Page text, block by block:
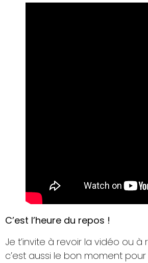
C’est l’heure du repos !
Je t’invite à revoir la vidéo ou
c’est aussi le bon moment